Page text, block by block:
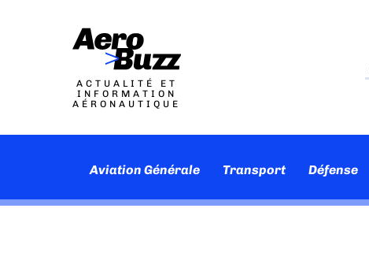
ACTUALITÉ ET
INFORMATION
AÉRONAUTIQUE
Aviation Générale Transport Défense